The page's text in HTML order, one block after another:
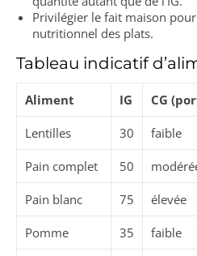
Privilégier le fait maison
nutritionnel des plats.
Tableau indicatif
Aliment IG CG
Lentilles 30 faible
Pain complet 50
Pain blanc 75 élevée
Pomme 35 faible